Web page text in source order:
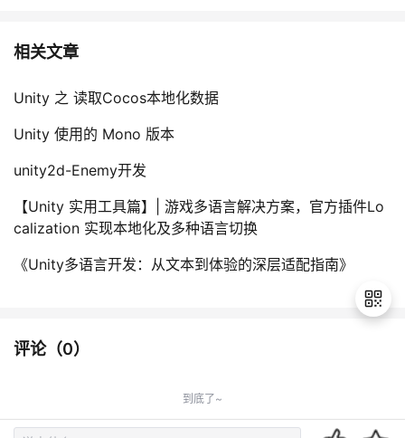
相关文章
Unity 之 读取Cocos本地化数据
Unity 使用的 Mono 版本
unity2d-Enemy开发
【Unity 实用工具篇】| 游戏多语言解决方案，官方插件Lo
calization 实现本地化及多种语言切换
《Unity多语言开发：从文本到体验的深层适配指南》
评论（0）
到底了~